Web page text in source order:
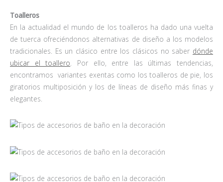
Toalleros
En la actualidad el mundo de los toalleros ha dado una vuelta
de tuerca ofreciéndonos alternativas de diseño a los modelos
tradicionales. Es un clásico entre los clásicos no saber dónde
ubicar el toallero. Por ello, entre las últimas tendencias,
encontramos variantes exentas como los toalleros de pie, los
giratorios multiposición y los de líneas de diseño más finas y
elegantes.